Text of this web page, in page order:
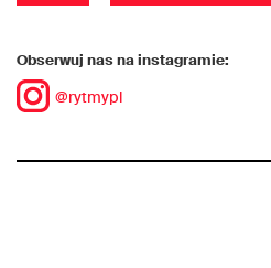
Obserwuj nas na instagramie:
@rytmypl